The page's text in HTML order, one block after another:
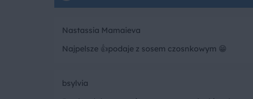
Nastassia Mamaieva
Najpelsze 👍podaje z sosem czosnkowym 😁
bsylvia